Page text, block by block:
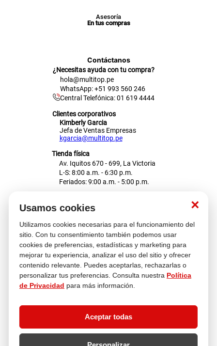
×
Usamos cookies
Utilizamos cookies necesarias para el funcionamiento del
sitio. Con tu consentimiento también podemos usar
cookies de preferencias, estadísticas y marketing para
mejorar tu experiencia, analizar el uso del sitio y ofrecer
contenido relevante. Puedes aceptarlas, rechazarlas o
personalizar tus preferencias. Consulta nuestra Política
de Privacidad para más información.
Aceptar todas
Asesoría
En tus compras
Contáctanos
¿Necesitas ayuda con tu compra?
hola@multitop.pe
WhatsApp: +51 993 560 246
Central Telefónica: 01 619 4444
Clientes corporativos
Kimberly Garcia
Jefa de Ventas Empresas
kgarcia@multitop.pe
Tienda física
Av. Iquitos 670 - 699, La Victoria
L-S: 8:00 a.m. - 6:30 p.m.
Feriados: 9:00 a.m. - 5:00 p.m.
Atención al cliente
Descubre más